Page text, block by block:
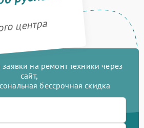
центра
на ремонт техники через
сайт,
бессрочная скидка